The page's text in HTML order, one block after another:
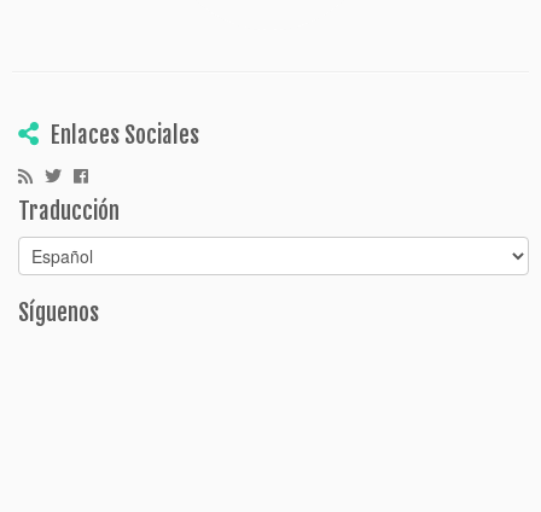
Enlaces Sociales
Traducción
Síguenos